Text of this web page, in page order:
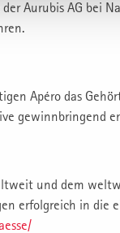
Aurubis AG bei
Apéro das
gewinnbringend
und dem
erfolgreich in die